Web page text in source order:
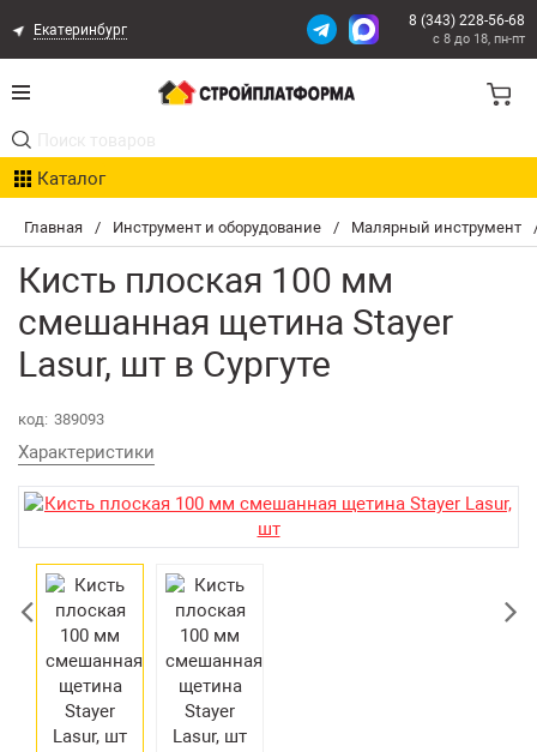
Главная / Инструмент и оборудование / Малярный инструмент
Кисть плоская 100 мм
смешанная щетина Stayer
Lasur, шт в Сургуте
код: 389093
Характеристики
Екатеринбург
8 (343) 228-56-68
с 8 до 18, пн-пт
Каталог
Акции
Расчет доставки
Организациям
Статьи
Контакты
Екатеринбург